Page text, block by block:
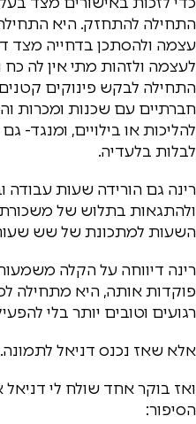
התחילה להתחזק. היא
עצמה ולהסתכן בדחייה מצד
לעצמה ולזהות מתי אין לה כח
התחילה לבקש פינוקים
חברתיים עם שכנות ומכרות
להליכות או בילויים,
לבלות בלעדיה.
רינה גם הורידה שעות
ולהתגאות בתלוש של
השעות למתכונת של שש
רינה דיווחה על הקלה
פוקדות אותה, היא מתחילה
רגועים וטובים יותר בלי
אלא שאז נכנס דניאל לתמונה.
ואז בוקר אחד שולח לי
הסיפור: